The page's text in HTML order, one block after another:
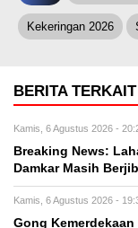
Kekeringan 2026
BERITA TERKAIT
Kamis, 6 Agustus 2026 -
Breaking News:
Damkar Masih
Kamis, 6 Agustus 2026 -
Gong